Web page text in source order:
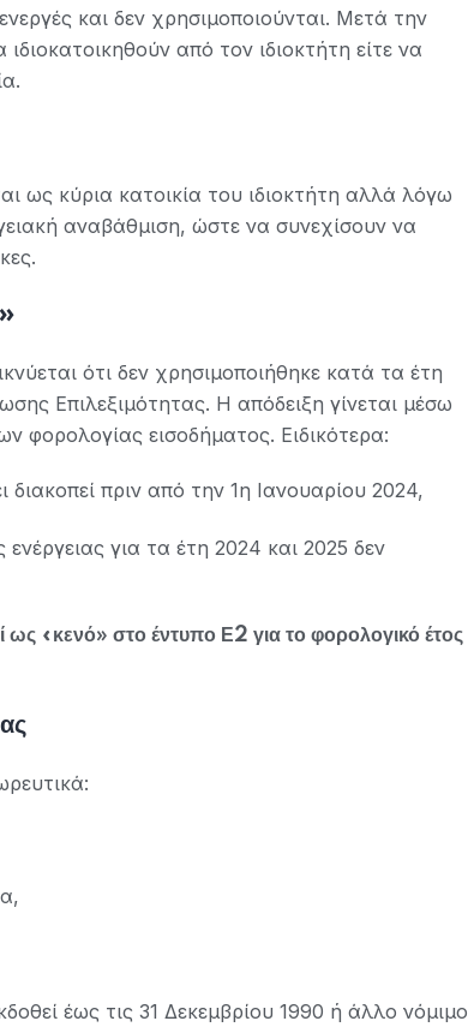
και δεν χρησιμοποιούνται. Μετά την
από τον ιδιοκτήτη είτε να
ως κύρια κατοικία του ιδιοκτήτη αλλά λόγω
αναβάθμιση, ώστε να συνεχίσουν να
ότι δεν χρησιμοποιήθηκε κατά τα έτη
Επιλεξιμότητας. Η απόδειξη γίνεται μέσω
φορολογίας εισοδήματος. Ειδικότερα:
πριν από την 1η Ιανουαρίου 2024,
για τα έτη 2024 και 2025 δεν
ως «κενό» στο έντυπο Ε2 για το φορολογικό έτος
έως τις 31 Δεκεμβρίου 1990 ή άλλο νόμιμο